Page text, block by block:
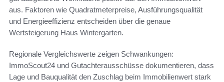
aus. Faktoren wie Quadratmeterpreise, Ausführungsqualität
und Energieeffizienz entscheiden über die genaue
Wertsteigerung Haus Wintergarten.
Regionale Vergleichswerte zeigen Schwankungen:
ImmoScout24 und Gutachterausschüsse dokumentieren, dass
Lage und Bauqualität den Zuschlag beim Immobilienwert stark